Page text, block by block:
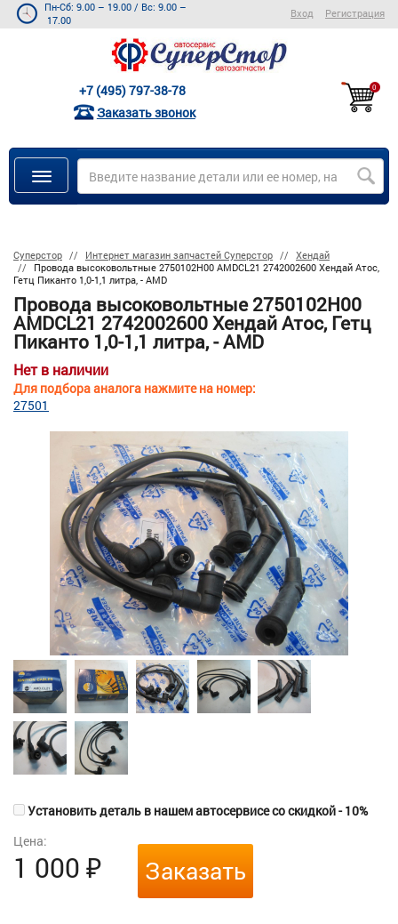
Пн-Сб: 9.00 – 19.00 / Вс: 9.00 –
17.00
Вход Регистрация
+7 (495) 797-38-78
Заказать звонок
0
Суперстор Интернет магазин запчастей Суперстор
Хендай
Провода высоковольтные 2750102H00 AMDCL21 2742002600 Хендай Атос,
Гетц Пиканто 1,0-1,1 литра, - AMD
Провода высоковольтные 2750102H00
AMDCL21 2742002600 Хендай Атос, Гетц
Пиканто 1,0-1,1 литра, - AMD
Нет в наличии
Для подбора аналога нажмите на номер:
27501
Установить деталь в нашем автосервисе со скидкой - 10%
Цена:
1 000 ₽ Заказать